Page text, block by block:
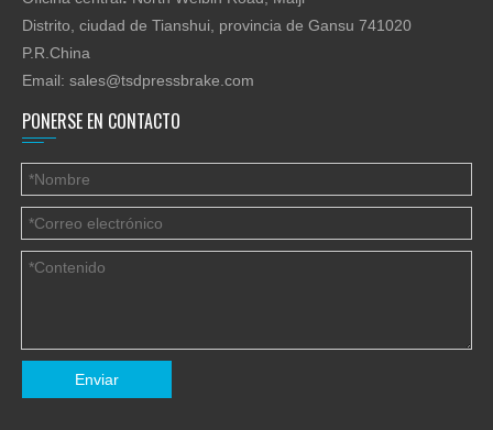
Distrito, ciudad de Tianshui, provincia de Gansu 741020
P.R.China
Email: sales@tsdpressbrake.com
PONERSE EN CONTACTO
Enviar